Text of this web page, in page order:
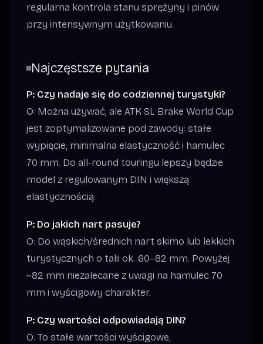
regularna kontrola stanu sprężyny i pinów
przy intensywnym użytkowaniu.
Najczęstsze pytania
P: Czy nadaje się do codziennej turystyki?
O: Można używać, ale ATK SL Brake World Cup
jest zoptymalizowane pod zawody: stałe
wypięcie, minimalna elastyczność i hamulec
70 mm. Do all-round touringu lepszy będzie
model z regulowanym DIN i większą
elastycznością.
P: Do jakich nart pasuje?
O: Do wąskich/średnich nart skimo lub lekkich
turystycznych o talii ok. 60–82 mm. Powyżej
~82 mm niezalecane z uwagi na hamulec 70
mm i wyścigowy charakter.
P: Czy wartości odpowiadają DIN?
O: To stałe wartości wyścigowe,